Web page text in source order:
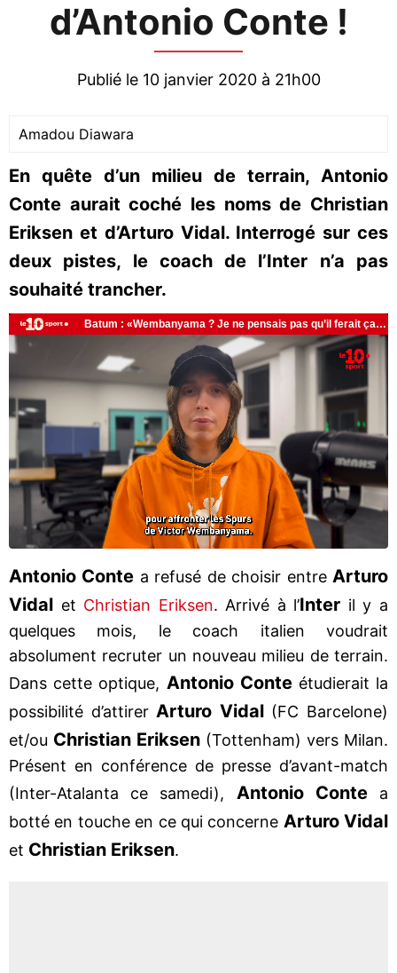
d’Antonio Conte !
Publié le 10 janvier 2020 à 21h00
Amadou Diawara
En quête d’un milieu de terrain, Antonio
Conte aurait coché les noms de Christian
Eriksen et d’Arturo Vidal. Interrogé sur ces
deux pistes, le coach de l’Inter n’a pas
souhaité trancher.
Antonio Conte a refusé de choisir entreArturo
Vidal et Christian Eriksen. Arrivé à l’Inter il y a
quelques mois, le coach italien voudrait
absolument recruter un nouveau milieu de terrain.
Dans cette optique, Antonio Conteétudierait la
possibilité d’attirer Arturo Vidal(FC Barcelone)
et/ou Christian Eriksen (Tottenham) vers Milan.
Présent en conférence de presse d’avant-match
(Inter-Atalanta ce samedi), Antonio Contea
botté en touche en ce qui concerne Arturo Vidal
et Christian Eriksen.